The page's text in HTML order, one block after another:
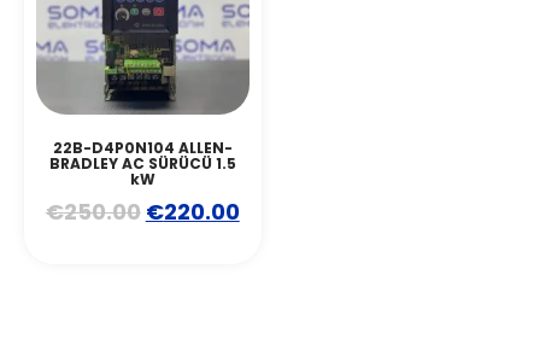
22B-D4P0N104 ALLEN-
BRADLEY AC SÜRÜCÜ 1.5
kW
€250.00 €220.00